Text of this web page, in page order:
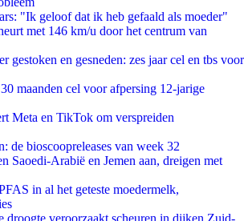
"Ik geloof dat ik heb gefaald als moeder"
met 146 km/u door het centrum van
gestoken en gesneden: zes jaar cel en tbs voor
maanden cel voor afpersing 12-jarige
Meta en TikTok om verspreiden
de bioscoopreleases van week 32
Saoedi-Arabië en Jemen aan, dreigen met
in al het geteste moedermelk,
droogte veroorzaakt scheuren in dijken Zuid-